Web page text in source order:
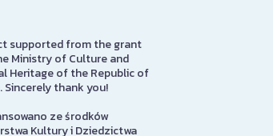
Hall
P. Logisz Great Hall was
supported from the grant
Ministry of Culture and
Heritage of the Republic of
Sincerely thank you!
ze środków
Kultury i Dziedzictwa